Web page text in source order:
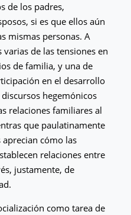
de los padres,
si es que ellos aún
mismas personas. A
de las tensiones en
de familia, y una de
en el desarrollo
hegemónicos
relaciones familiares al
que paulatinamente
cómo las
relaciones entre
justamente, de
como tarea de